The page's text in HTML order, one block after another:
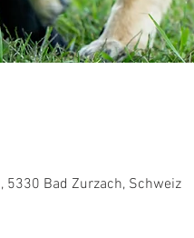
Bad Zurzach, Schweiz